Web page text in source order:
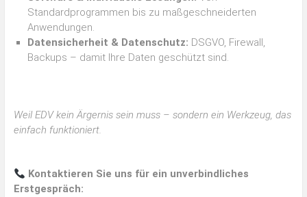
Standardprogrammen bis zu maßgeschneiderten
Anwendungen.
Datensicherheit & Datenschutz: DSGVO, Firewall,
Backups – damit Ihre Daten geschützt sind.
Weil EDV kein Ärgernis sein muss – sondern ein Werkzeug, das
einfach funktioniert.
Kontaktieren Sie uns für ein unverbindliches
Erstgespräch: